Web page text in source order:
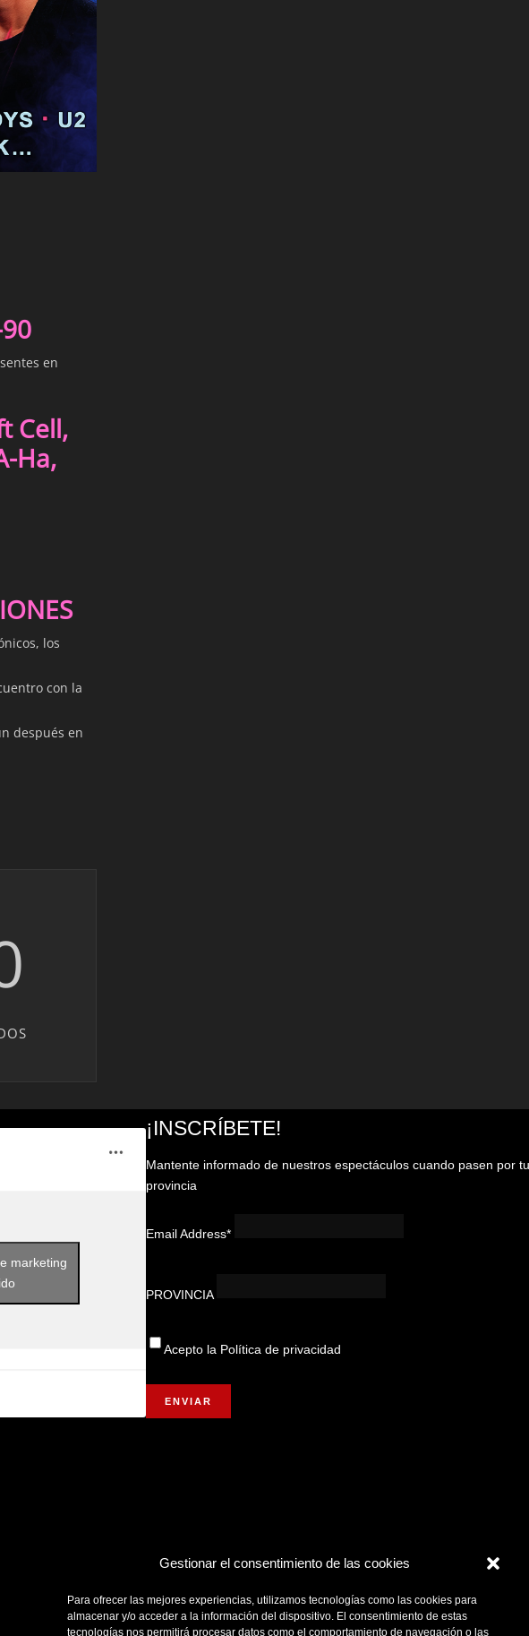
Gestionar el consentimiento de las cookies
Para ofrecer las mejores experiencias, utilizamos tecnologías como las cookies para
almacenar y/o acceder a la información del dispositivo. El consentimiento de estas
tecnologías nos permitirá procesar datos como el comportamiento de navegación o las
en
Cell,
Ha,
los
con la
después en
marketing
¡INSCRÍBETE!
Mantente informado de nuestros espectáculos cuando pasen por tu
provincia
Email Address*
PROVINCIA
Acepto la Política de privacidad